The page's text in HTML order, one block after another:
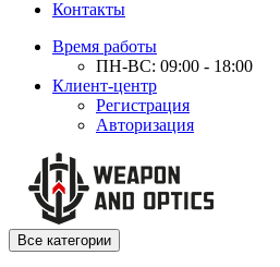
Контакты
Время работы
ПН-ВС: 09:00 - 18:00
Клиент-центр
Регистрация
Авторизация
Все категории